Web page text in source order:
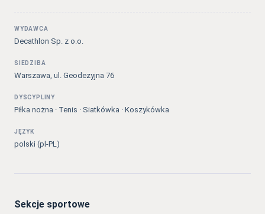
WYDAWCA
Decathlon Sp. z o.o.
SIEDZIBA
Warszawa, ul. Geodezyjna 76
DYSCYPLINY
Piłka nożna · Tenis · Siatkówka · Koszykówka
JĘZYK
polski (pl-PL)
Sekcje sportowe